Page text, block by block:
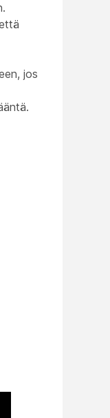
jos